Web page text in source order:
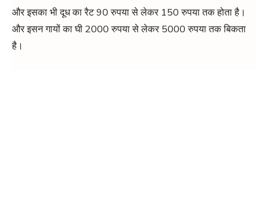
और इसका भी दूध का रैट 90 रुपया से लेकर 150 रुपया तक होता है।
और इसन गायों का घी 2000 रुपया से लेकर 5000 रुपया तक बिकता
है।